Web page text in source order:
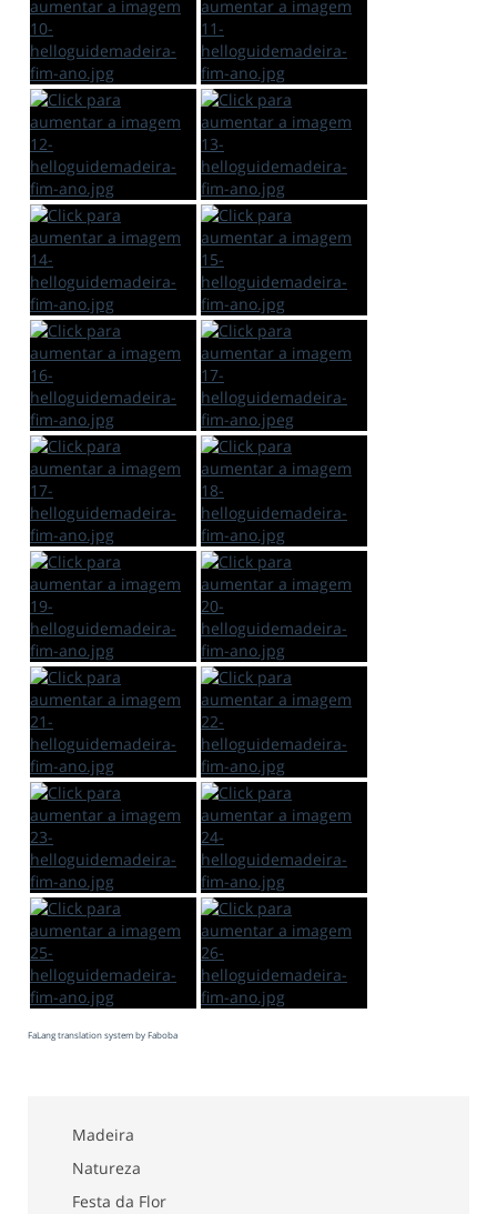
FaLang translation system by Faboba
Madeira
Natureza
Festa da Flor